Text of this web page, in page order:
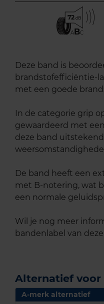
72
ABC
Deze band is
brandstofefficiëntie-
met een goede
In de categorie grip
gewaardeerd met
deze band
De band heeft een
met B-notering, wat
een normale
Wil je nog meer
bandenlabel van
Alternatief voor
A-merk alternatief